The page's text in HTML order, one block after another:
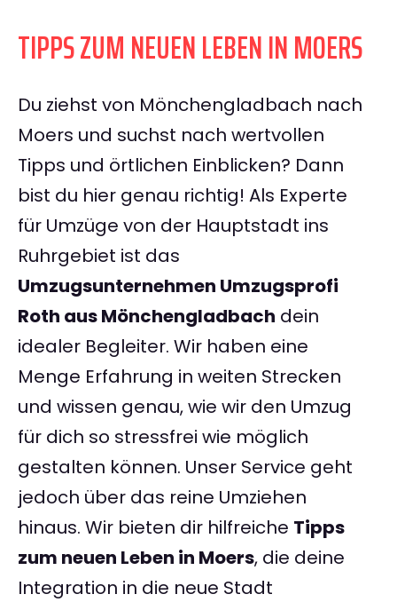
TIPPS ZUM NEUEN LEBEN IN MOERS
Du ziehst von Mönchengladbach nach
Moers und suchst nach wertvollen
Tipps und örtlichen Einblicken? Dann
bist du hier genau richtig! Als Experte
für Umzüge von der Hauptstadt ins
Ruhrgebiet ist das
Umzugsunternehmen Umzugsprofi
Roth aus Mönchengladbach dein
idealer Begleiter. Wir haben eine
Menge Erfahrung in weiten Strecken
und wissen genau, wie wir den Umzug
für dich so stressfrei wie möglich
gestalten können. Unser Service geht
jedoch über das reine Umziehen
hinaus. Wir bieten dir hilfreiche Tipps
zum neuen Leben in Moers, die deine
Integration in die neue Stadt